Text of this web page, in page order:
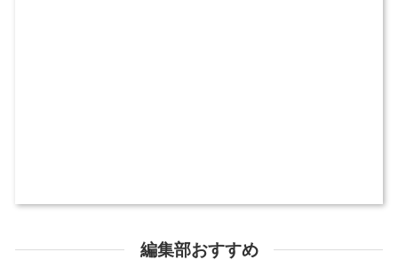
編集部おすすめ